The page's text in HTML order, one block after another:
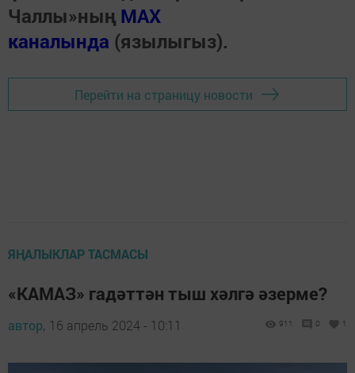
Чаллы»ның MAX
каналында (язылыгыз).
Перейти на страницу новости
ЯҢАЛЫКЛАР ТАСМАСЫ
«КАМАЗ» гадәттән тыш хәлгә әзерме?
автор, 16 апрель 2024 - 10:11 911 0 1